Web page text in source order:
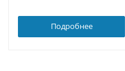
Подробнее